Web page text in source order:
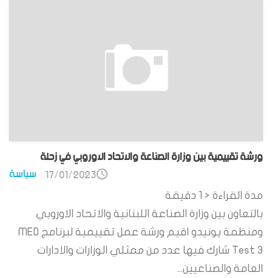
ورشة تقييمية بين وزارة الصناعة والاتحاد الاوروبي في زحلة
سياسة 17/01/2023
مدة القراءة < 1
دقيقة
بالتعاون بين وزارة الصناعة اللبنانية والاتحاد الاوروبي
ومنظمة يونيدو اقيم ورشة عمل تقييمية لبرنامج MED
Test 3 شارك فيها عدد من ممثلي الوزارات والادارات
العامة والصناعيين...